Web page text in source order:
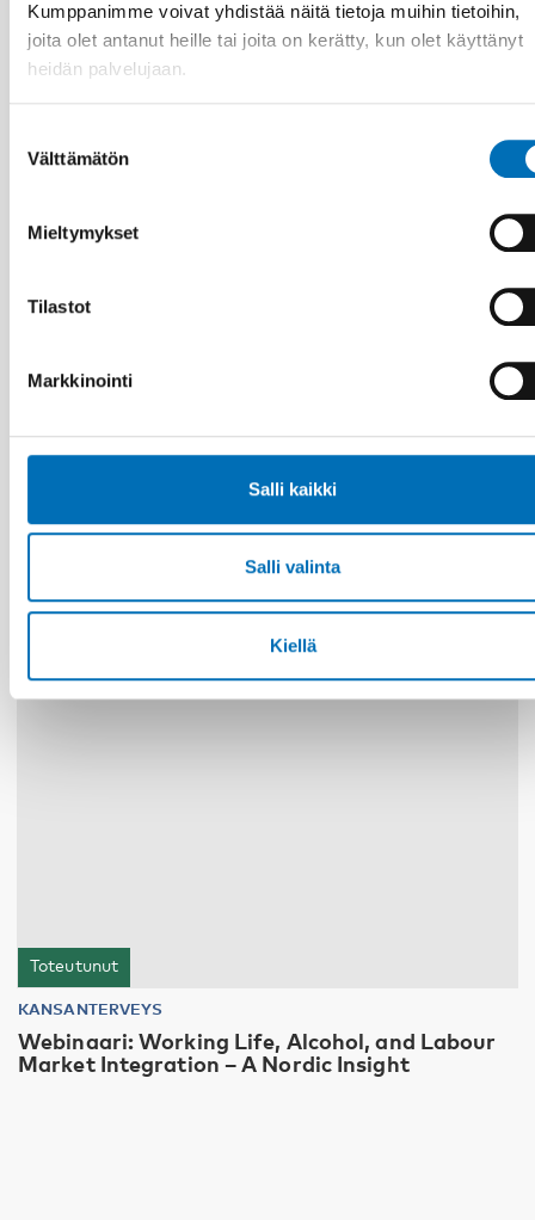
Kumppanimme voivat yhdistää näitä tietoja muihin tietoihin,
joita olet antanut heille tai joita on kerätty, kun olet käyttänyt
heidän palvelujaan.
valinta
Välttämätön
Mieltymykset
Tilastot
Markkinointi
Salli kaikki
Salli valinta
Kiellä
KANSANTERVEYS
15 huhti 2026
Nordic Welfare Forum 2025: Nordic trust in a
changing world
Toteutunut
KANSANTERVEYS
Webinaari: Working Life, Alcohol, and Labour
Market Integration – A Nordic Insight